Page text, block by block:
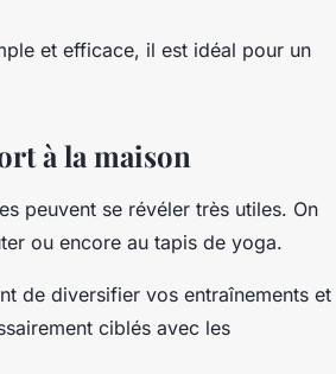
et efficace, il est idéal pour un
à la maison
peuvent se révéler très utiles. On
ou encore au tapis de yoga.
de diversifier vos entraînements et
ciblés avec les